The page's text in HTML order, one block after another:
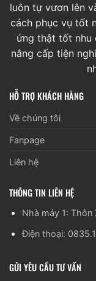
luôn tự vươn lên
cách phục vụ tốt
ứng thật tốt nhu
nâng cấp tiện
HỖ TRỢ KHÁCH HÀNG
Về chúng tôi
Fanpage
Liên hệ
THÔNG TIN LIÊN HỆ
Nhà máy 1: Thôn
Điện thoại:
GỬI YÊU CẦU TƯ VẤN